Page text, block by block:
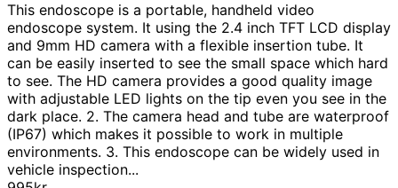
This endoscope is a portable, handheld video
endoscope system. It using the 2.4 inch TFT LCD display
and 9mm HD camera with a flexible insertion tube. It
can be easily inserted to see the small space which hard
to see. The HD camera provides a good quality image
with adjustable LED lights on the tip even you see in the
dark place. 2. The camera head and tube are waterproof
(IP67) which makes it possible to work in multiple
environments. 3. This endoscope can be widely used in
vehicle inspection...